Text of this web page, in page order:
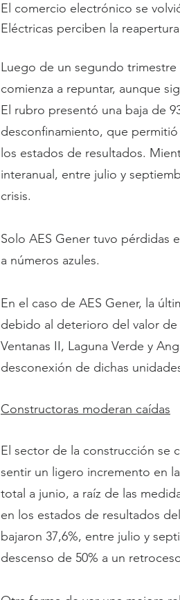
El comercio electrónico se
Eléctricas perciben la reapertura
Luego de un segundo
comienza a repuntar, aunque
El rubro presentó una baja de
desconfinamiento, que
los estados de resultados.
interanual, entre julio y
crisis.
Solo AES Gener tuvo pérdidas
a números azules.
En el caso de AES Gener, la
debido al deterioro del valor de
Ventanas II, Laguna Verde y
desconexión de dichas
Constructoras moderan caídas
El sector de la construcción se
sentir un ligero incremento en
total a junio, a raíz de las
en los estados de resultados
bajaron 37,6%, entre julio y
descenso de 50% a un